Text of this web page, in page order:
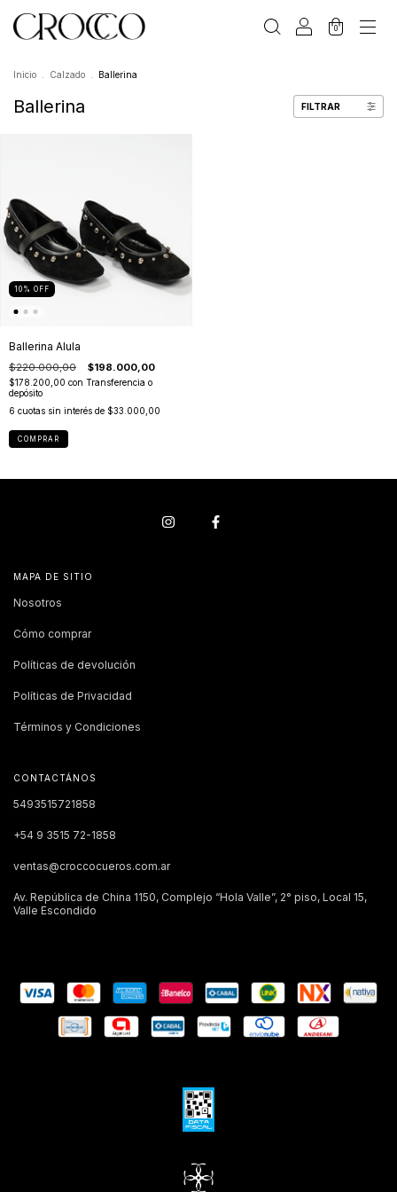
0
Inicio Calzado Ballerina
Ballerina FILTRAR
10 % OFF
Ballerina Alula
$220.000,00 $198.000,00
$178.200,00 con Transferencia o
depósito
6 cuotas sin interés de $33.000,00
COMPRAR
MAPA DE SITIO
Nosotros
Cómo comprar
Políticas de devolución
Políticas de Privacidad
Términos y Condiciones
CONTACTÁNOS
5493515721858
+54 9 3515 72-1858
ventas@croccocueros.com.ar
Av. República de China 1150, Complejo “Hola Valle”, 2° piso, Local 15,
Valle Escondido